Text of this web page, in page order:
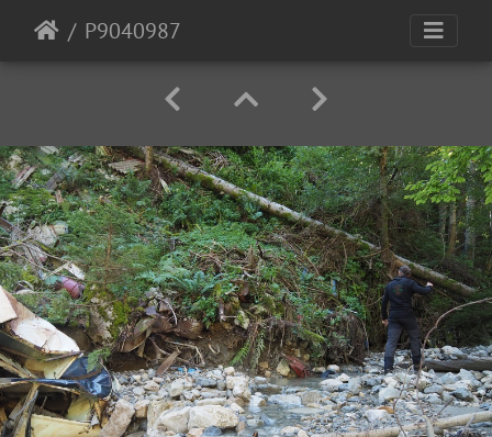
P9040987